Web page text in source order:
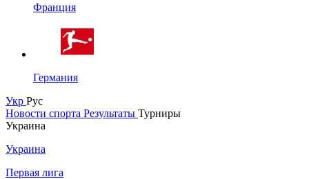
Франция
Германия
Укр Рус
Новости спорта Результаты Турниры
Украина
Украина
Первая лига